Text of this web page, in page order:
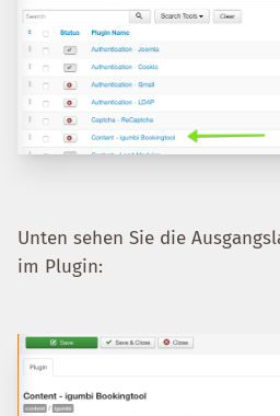
Unten sehen Sie die
im Plugin: